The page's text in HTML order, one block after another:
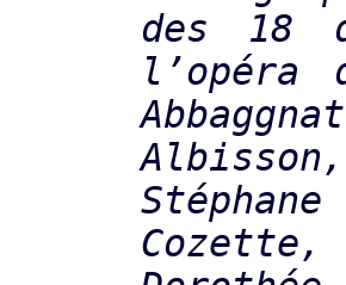
des 18
l’opéra